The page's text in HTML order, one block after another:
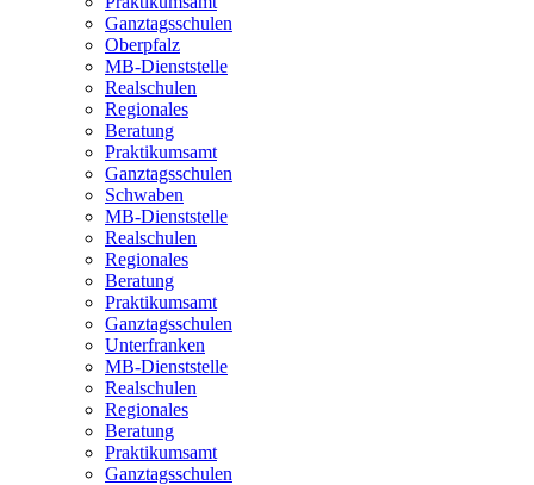
Ganztagsschulen
Oberpfalz
MB-Dienststelle
Realschulen
Regionales
Beratung
Praktikumsamt
Ganztagsschulen
Schwaben
MB-Dienststelle
Realschulen
Regionales
Beratung
Praktikumsamt
Ganztagsschulen
Unterfranken
MB-Dienststelle
Realschulen
Regionales
Beratung
Praktikumsamt
Ganztagsschulen